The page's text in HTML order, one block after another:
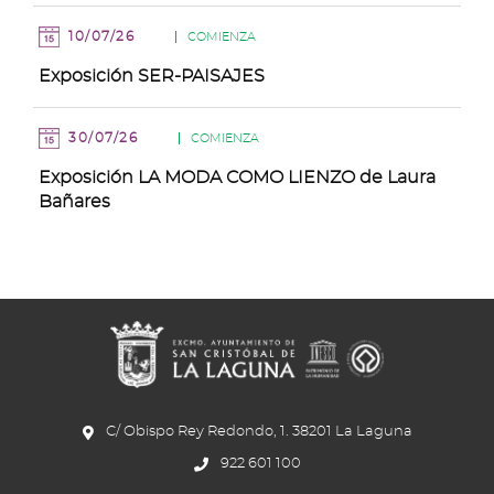
10/07/26 COMIENZA
Exposición SER-PAISAJES
30/07/26 COMIENZA
Exposición LA MODA COMO LIENZO de Laura
Bañares
C/ Obispo Rey Redondo, 1. 38201 La Laguna
922 601 100